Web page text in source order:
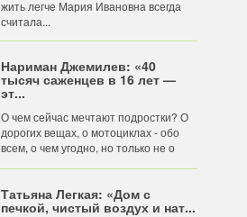
жить легче Мария Ивановна всегда
считала...
Нариман Джемилев: «40
тысяч саженцев в 16 лет —
эт...
О чем сейчас мечтают подростки? О
дорогих вещах, о мотоциклах - обо
всем, о чем угодно, но только не о
Татьяна Легкая: «Дом с
печкой, чистый воздух и нат...